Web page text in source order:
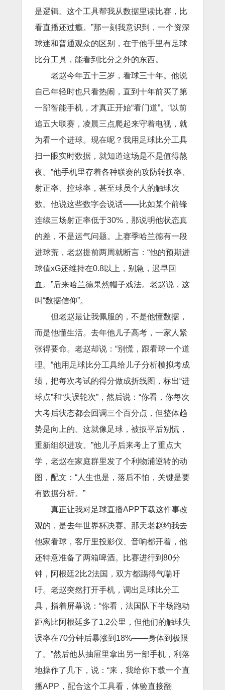
是逻辑。这个工具帮我从数据里读比赛，比
看直播还过瘾。”那一刻我意识到，一个资深
球迷和普通观众的区别，在于他手里有足球
比分工具，能看到比分之外的东西。
老赵今年五十三岁，看球三十年。他说
自己年轻时也只看热闹，直到十年前买了第
一部智能手机，才真正开始“看门道”。“以前
追五大联赛，凌晨三点爬起来守着电视，就
为看一个进球。现在呢？我用足球比分工具
扫一眼实时数据，就知道这场是不是值得熬
夜。”他手机里存着各种联赛的攻防转换率、
射正率、控球率，甚至球员个人的触球次
数。他说这些数字会说话——比如某个前锋
连续三场射正率低于30%，那说明他状态真
的差，不是运气问题。上赛季哈兰德有一段
进球荒，老赵提前两周就断言：“他的预期进
球值xG还维持在0.8以上，别急，迟早回
血。”后来哈兰德果然帽子戏法。老赵说，这
叫“数据信仰”。
但老赵最让我佩服的，不是他懂数据，
而是他懂生活。去年他儿子高考，一家人紧
张得要命。老赵却说：“别慌，跟看球一个道
理。”他用足球比分工具给儿子分析模拟考成
绩，把每次考试的得分做成折线图，标出“进
球点”和“失误轮次”，然后说：“你看，你每次
大考后状态都会回调三个百分点，但整体趋
势是向上的。这就像足球，被扳平后别慌，
重新组织进攻。”他儿子后来考上了重点大
学，老赵在家庭群里发了个利物浦逆转的动
图，配文：“人生也是，落后不怕，关键是要
有数据分析。”
真正让我对足球直播APP下载这件事改
观的，是去年世界杯决赛。那天老赵约我去
他家看球，客厅里投影仪、音响都开着，他
还特意准备了两箱啤酒。比赛进行到80分
钟，阿根廷2比2法国，双方都踢得气喘吁
吁。老赵突然打开手机，调出足球比分工
具，指着屏幕说：“你看，法国队下半场跑动
距离比阿根廷多了1.2公里，但他们的触球失
误率在70分钟后暴涨到18%——身体到极限
了。”然后他从抽屉里拿出另一部手机，利落
地操作了几下，说：“来，我给你下载一个直
播APP，配合这个工具看，体验直接翻